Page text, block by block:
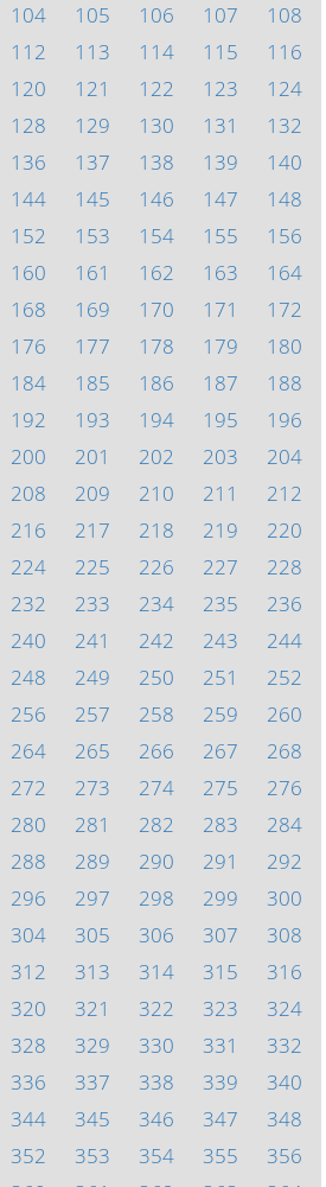
104 105 106 107
108
112 113 114 115
116
120 121 122 123
124
128 129 130 131
132
136 137 138 139
140
144 145 146 147
148
152 153 154 155
156
160 161 162 163
164
168 169 170 171
172
176 177 178 179
180
184 185 186 187
188
192 193 194 195
196
200 201 202 203
204
208 209 210 211
212
216 217 218 219
220
224 225 226 227
228
232 233 234 235
236
240 241 242 243
244
248 249 250 251
252
256 257 258 259
260
264 265 266 267
268
272 273 274 275
276
280 281 282 283
284
288 289 290 291
292
296 297 298 299
300
304 305 306 307
308
312 313 314 315
316
320 321 322 323
324
328 329 330 331
332
336 337 338 339
340
344 345 346 347
348
352 353 354 355
356